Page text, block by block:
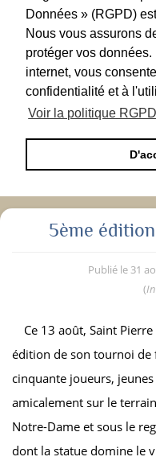
Données » (RGPD)
Nous vous assurons
protéger vos
internet, vous
confidentialité et à
Voir la politique RGPD
5ème
Publié le 31
(
Ce 13 août, Saint
édition de son tournoi de
cinquante joueurs,
amicalement sur le
Notre-Dame et sous le
dont la statue domine le